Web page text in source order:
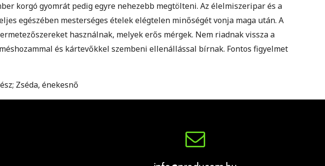
korgó gyomrát pedig egyre nehezebb megtölteni. Az élelmiszeripar és a
egészében mesterséges ételek elégtelen minőségét vonja maga után. A
használnak, melyek erős mérgek. Nem riadnak vissza a
és kártevőkkel szembeni ellenállással bírnak. Fontos figyelmet
Zséda, énekesnő